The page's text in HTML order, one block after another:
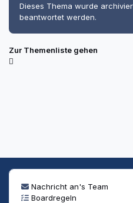
Dieses Thema wurde
beantwortet werden.
Zur Themenliste gehen
Nachricht an's Team
Boardregeln